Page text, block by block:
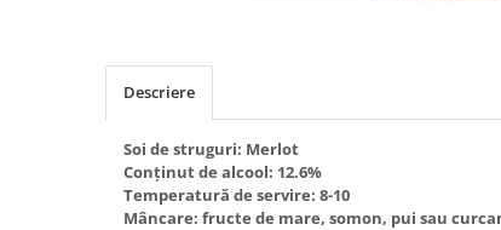
Crama HERMEZIU
Grup FRESCOBALDI
Descriere
Soi de struguri: Merlot
Conținut de alcool: 12.6%
Temperatură de servire: 8-10
Mâncare: fructe de mare, somon, pui sau